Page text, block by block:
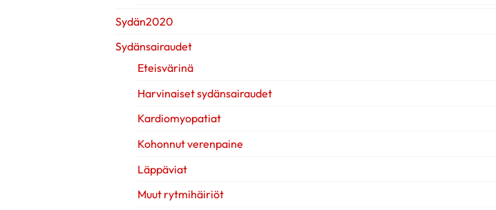
Sydän2020
Sydänsairaudet
Eteisvärinä
Harvinaiset sydänsairaudet
Kardiomyopatiat
Kohonnut verenpaine
Läppäviat
Muut rytmihäiriöt